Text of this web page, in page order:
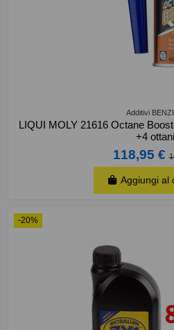
Additivi
LIQUI MOLY 21616 Octane
+4 ottani
118,95 €
Aggiungi al
-20%